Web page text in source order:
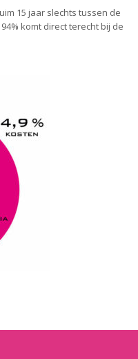
15 jaar slechts tussen de
komt direct terecht bij de